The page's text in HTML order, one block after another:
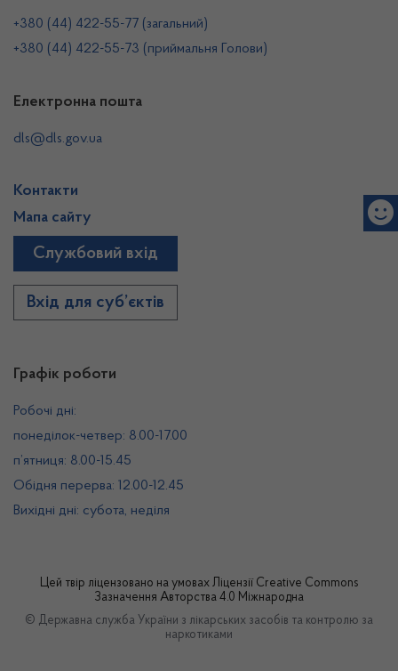
Графік роботи
Робочі дні:
понеділок-четвер: 8.00-17.00
п’ятниця: 8.00-15.45
Обідня перерва: 12.00-12.45
Вихідні дні: субота, неділя
+380 (44) 422-55-77 (загальний)
+380 (44) 422-55-73 (приймальня Голови)
Електронна пошта
dls@dls.gov.ua
Контакти
Мапа сайту
Службовий вхід
Вхід для суб’єктів
Цей твір ліцензовано на умовах Ліцензії Creative Commons
Зазначення Авторства 4.0 Міжнародна
© Державна служба України з лікарських засобів та контролю за
наркотиками